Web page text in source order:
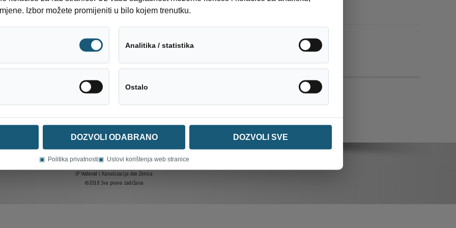
je da radovi traju od 08:00 do 14:00 sati.
JP Vodovod i Kanalizacija doo Zenica
©2018 Sva prava zadržana
Izbor možete promijeniti u bilo kojem trenutku.
Tehnički neophodniAnalitika / statistika Analitika / statistika
Društveni medijiOstalo Ostalo
DOZVOLI ODABRANO DOZVOLI SVE
▣ Politika privatnosti▣ Uslovi korištenja web stranice